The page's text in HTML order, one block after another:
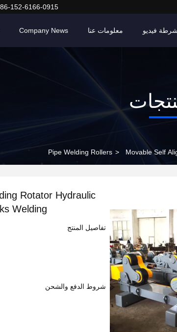
86-152-6166-0915
فيديو معلومات عنا Company News
Pipe Welding Rollers > Movable Self
Rotator Hydraulic
Welding
تفاصيل المنتج
شروط الدفع والشحن